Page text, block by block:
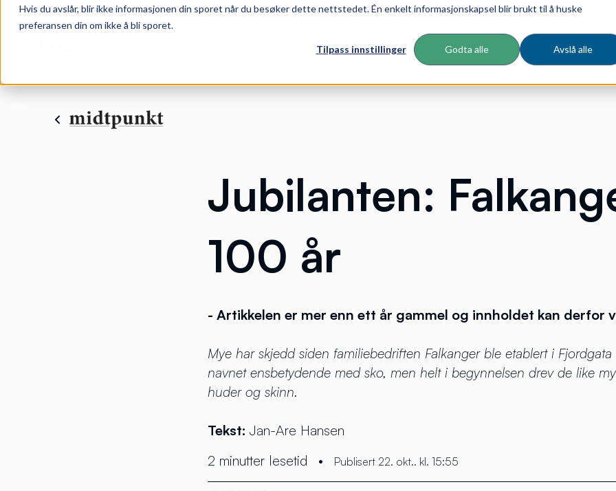
Hvis du avslår, blir ikke informasjonen din sporet når du besøker dette nettstedet. Én enkelt informasjonskapsel blir brukt til å huske
preferansen din om ikke å bli sporet.
Tilpass innstillinger Godta alle Avslå alle
Jubilanten:
100 år
- Artikkelen er mer enn ett år gammel og innholdet kan
Mye har skjedd siden familiebedriften Falkanger ble etablert i Fjordgata
navnet ensbetydende med sko, men helt i begynnelsen drev de like
huder og skinn.
Tekst: Jan-Are Hansen
2 minutter lesetid
• Publisert 22. okt.. kl. 15:55